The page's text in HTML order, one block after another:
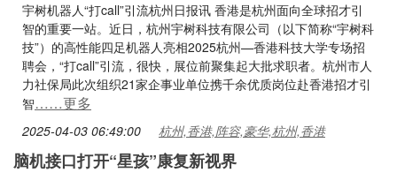
宇树机器人“打call”引流杭州日报讯 香港是杭州面向全球招才引
智的重要一站。近日，杭州宇树科技有限公司（以下简称“宇树科
技”）的高性能四足机器人亮相2025杭州—香港科技大学专场招
聘会，“打call”引流，很快，展位前聚集起大批求职者。杭州市人
力社保局此次组织21家企事业单位携千余优质岗位赴香港招才引
智……更多
2025-04-03 06:49:00 杭州,香港,阵容,豪华,杭州,香港
脑机接口打开“星孩”康复新视界